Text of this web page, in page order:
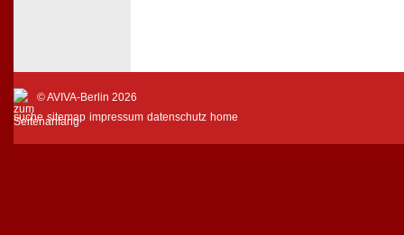
© AVIVA-Berlin 2026
suche sitemap impressum datenschutz home